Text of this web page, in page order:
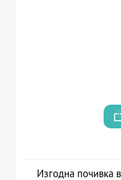
Изгодна почивка